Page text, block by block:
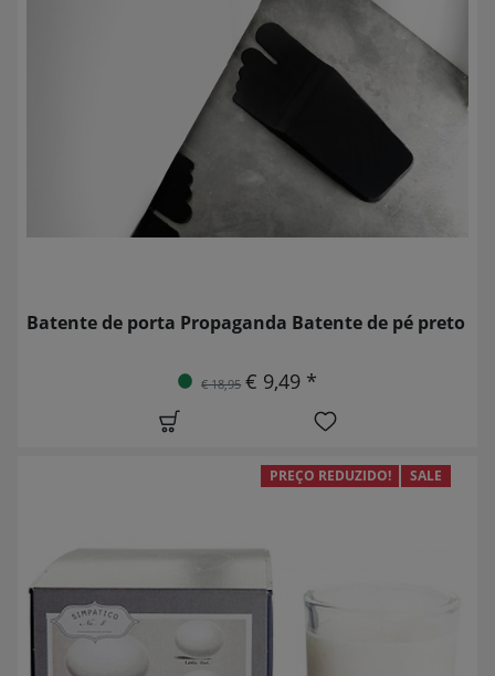
Batente de porta Propaganda Batente de pé preto
€ 18,95 € 9,49 *
PREÇO REDUZIDO! SALE